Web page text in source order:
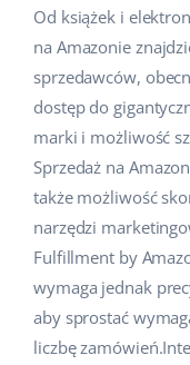
Od książek i
na Amazonie
sprzedawców,
dostęp do
marki i możliwość
Sprzedaż na
także możliwość
narzędzi
Fulfillment by
wymaga jednak
aby sprostać
liczbę